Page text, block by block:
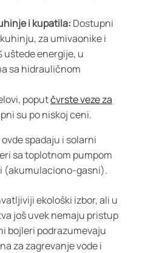
i kupatila: Dostupni
za umivaonike i
uštede energije, u
sa hidrauličnom
poputčvrste veze za
su po niskoj ceni.
spadaju i solarni
sa toplotnom pumpom
(akumulaciono-gasni).
ekološki izbor, ali u
još uvek nemaju pristup
bojleri podrazumevaju
za zagrevanje vode i